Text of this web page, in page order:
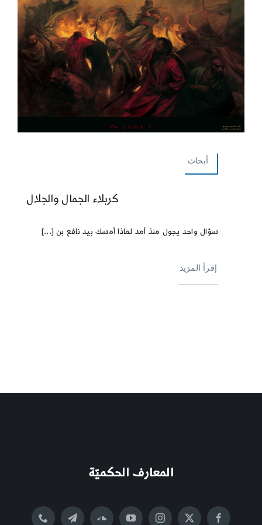
أبحاث
كربلاء الجمال والجلال
سؤال واحد يجول منذ أمد لماذا أمسك بيد نافع بن [...]
إقرأ المزيد
المعارف الحكميّة